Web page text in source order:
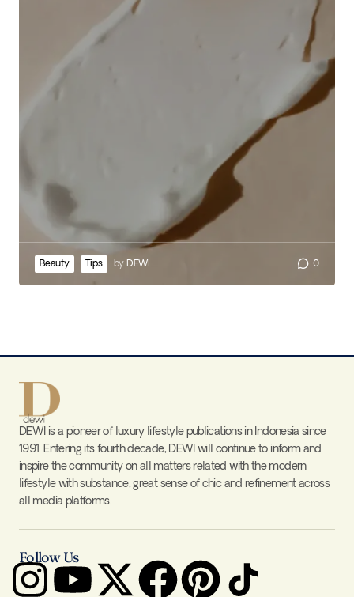
Beauty Tips by DEWI 0
DEWI is a pioneer of luxury lifestyle publications in Indonesia since
1991. Entering its fourth decade, DEWI will continue to inform and
inspire the community on all matters related with the modern
lifestyle with substance, great sense of chic and refinement across
all media platforms.
Follow Us